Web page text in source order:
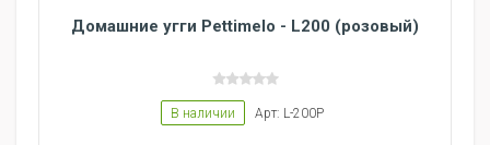
Домашние угги Pettimelo - L200 (розовый)
В наличии Арт: L-200P